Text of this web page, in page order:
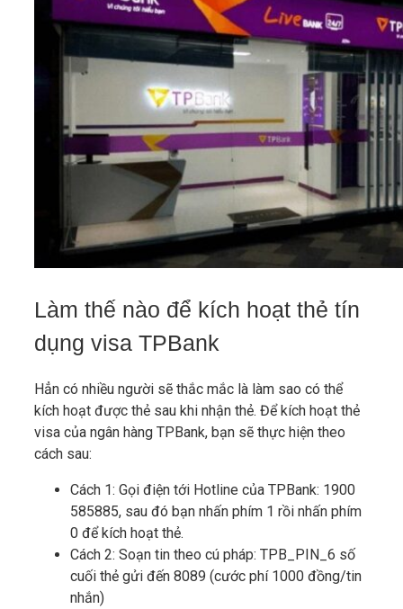
Làm thế nào để kích hoạt thẻ tín
dụng visa TPBank
Hẳn có nhiều người sẽ thắc mắc là làm sao có thể
kích hoạt được thẻ sau khi nhận thẻ. Để kích hoạt thẻ
visa của ngân hàng TPBank, bạn sẽ thực hiện theo
cách sau:
Cách 1: Gọi điện tới Hotline của TPBank: 1900
585885, sau đó bạn nhấn phím 1 rồi nhấn phím
0 để kích hoạt thẻ.
Cách 2: Soạn tin theo cú pháp: TPB_PIN_6 số
cuối thẻ gửi đến 8089 (cước phí 1000 đồng/tin
nhắn)